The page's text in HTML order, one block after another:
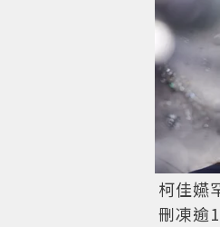
柯佳嬿
刪凍逾